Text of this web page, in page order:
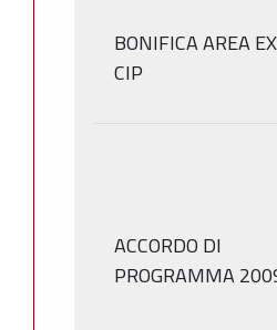
BONIFICA AREA EX
CIP
ACCORDO DI
PROGRAMMA